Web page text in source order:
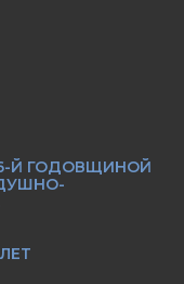
Й ГОДОВЩИНОЙ